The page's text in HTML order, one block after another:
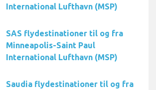
International Lufthavn (MSP)
SAS flydestinationer til og fra
Minneapolis-Saint Paul
International Lufthavn (MSP)
Saudia flydestinationer til og fra